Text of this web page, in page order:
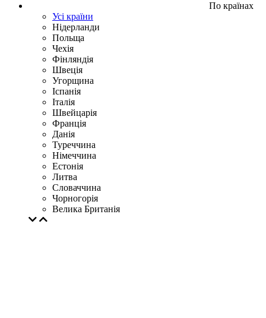
По країнах
Усі країни
Нідерланди
Польща
Чехія
Фінляндія
Швеція
Угорщина
Іспанія
Італія
Швейцарія
Франція
Данія
Туреччина
Німеччина
Естонія
Литва
Словаччина
Чорногорія
Велика Британія